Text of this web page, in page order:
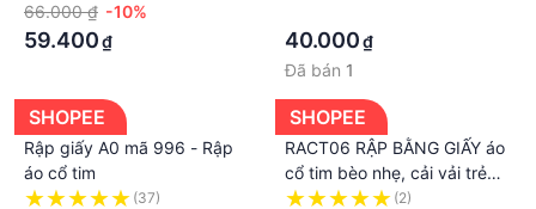
66.000 ₫ -10%
59.400₫ 40.000₫
Đã bán 1
SHOPEE
Rập giấy A0 mã 996 - Rập
áo cổ tim
(37)
SHOPEE
RACT06 RẬP BẰNG GIẤY áo
cổ tim bèo nhẹ, cải vải trẻ
đẹp
(2)